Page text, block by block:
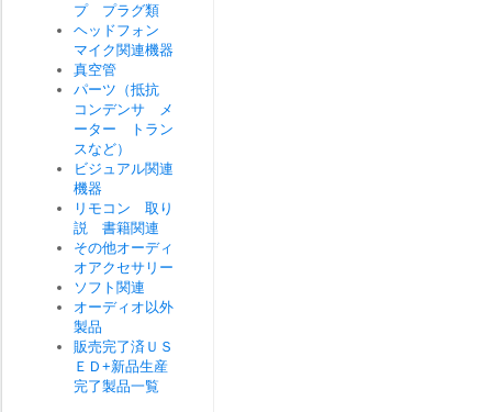
プ プラグ類
ヘッドフォン
マイク関連機器
真空管
パーツ（抵抗
コンデンサ メ
ーター トラン
スなど）
ビジュアル関連
機器
リモコン 取り
説 書籍関連
その他オーディ
オアクセサリー
ソフト関連
オーディオ以外
製品
販売完了済ＵＳ
ＥＤ+新品生産
完了製品一覧